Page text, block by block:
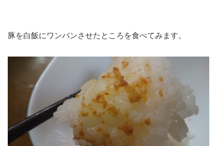
豚を白飯にワンバンさせたところを食べてみます。